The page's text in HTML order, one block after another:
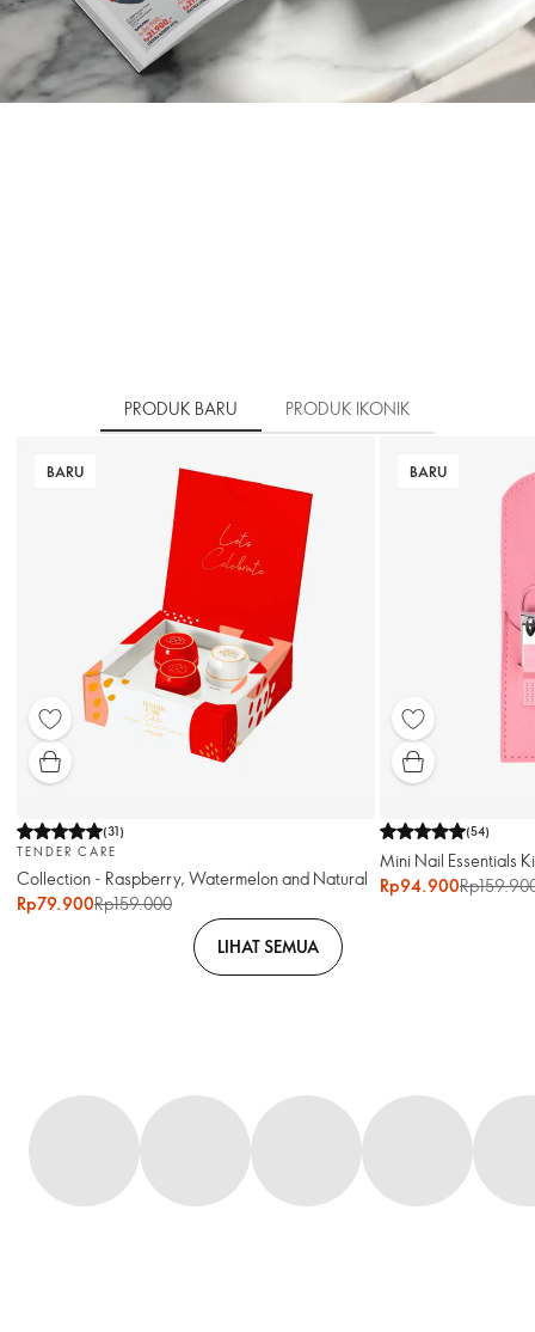
PRODUK BARU PRODUK IKONIK
BARU
(31)
TENDER CARE
Collection - Raspberry, Watermelon and Natural
Rp79.900Rp159.000
BARU
(54)
Mini Nail Essentials
Rp94.900
LIHAT SEMUA